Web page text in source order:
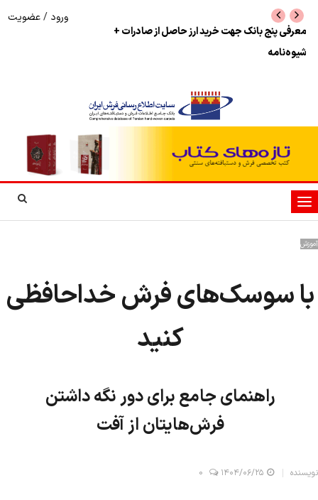
نرخ بازگشت ارز حاصل از صادرات + تکمیلی
ورود /عضویت
تغییر
وضعیت
آموزش
با سوسک‌های فرش خداحافظی
کنید
راهنمای جامع برای دور نگه داشتن
فرش‌هایتان از آفت
نویسنده ۱۴۰۴/۰۶/۲۵ 0